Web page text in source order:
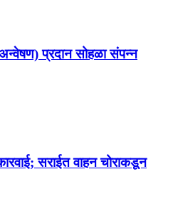
प्रदान सोहळा संपन्न
सराईत वाहन चोराकडून